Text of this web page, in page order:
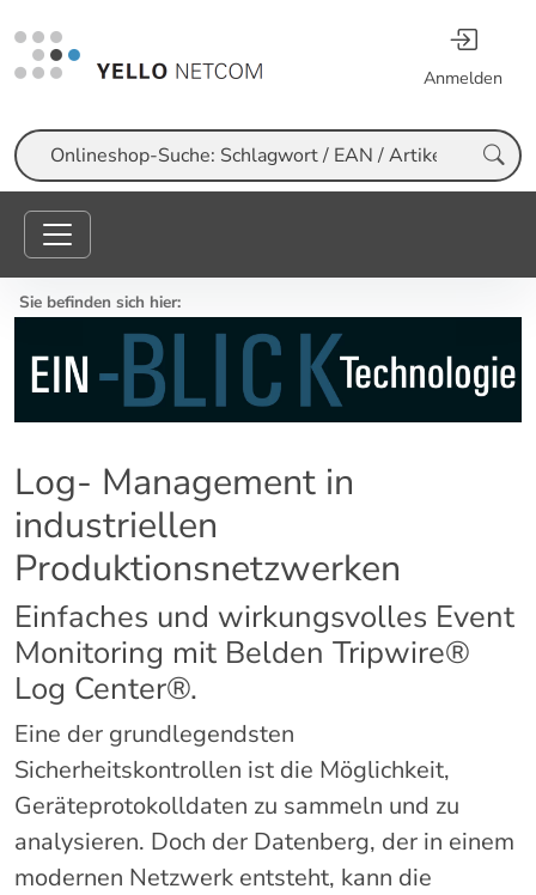
Anmelden
Suche
Sie befinden sich hier:
Log- Management in
industriellen
Produktionsnetzwerken
Einfaches und wirkungsvolles Event
Monitoring mit Belden Tripwire®
Log Center®.
Eine der grundlegendsten
Sicherheitskontrollen ist die Möglichkeit,
Geräteprotokolldaten zu sammeln und zu
analysieren. Doch der Datenberg, der in einem
modernen Netzwerk entsteht, kann die